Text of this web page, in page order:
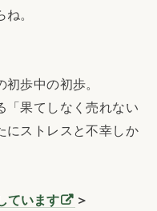
。
歩中の初歩。
果てしなく売れない
にストレスと不幸しか
ています
＞